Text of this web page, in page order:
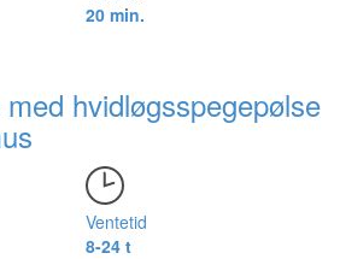
20 min.
hvidløgsspegepølse
Ventetid
8-24 t